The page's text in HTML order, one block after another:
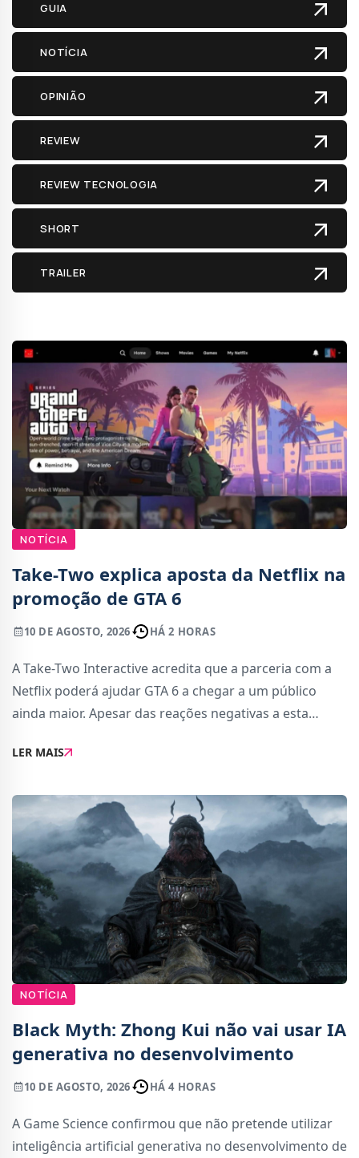
NOTÍCIA
Take-Two explica aposta da Netflix na
promoção de GTA 6
10 DE AGOSTO, 2026 HÁ 2 HORAS
A Take-Two Interactive acredita que a parceria com a
Netflix poderá ajudar GTA 6 a chegar a um público
ainda maior. Apesar das reações negativas a esta
existe uma grande audiência na plataforma
LER MAIS
NOTÍCIA
Black Myth: Zhong Kui não vai usar IA
generativa no desenvolvimento
10 DE AGOSTO, 2026 HÁ 4 HORAS
A Game Science confirmou que não pretende utilizar
inteligência artificial generativa no desenvolvimento de
GUIA
NOTÍCIA
OPINIÃO
REVIEW
REVIEW TECNOLOGIA
SHORT
TRAILER